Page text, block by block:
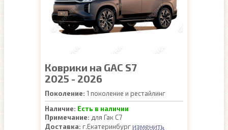
Коврики на GAC S7
2025 - 2026
Поколение: 1 поколение и рестайлинг
Наличие: Есть в наличии
Примечание: для Гак С7
Доставка: г.Екатеринбургизменить